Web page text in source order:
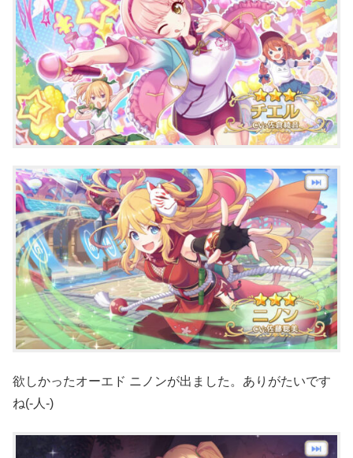
欲しかったオーエド ニノンが出ました。ありがたいです
ね(-人-)